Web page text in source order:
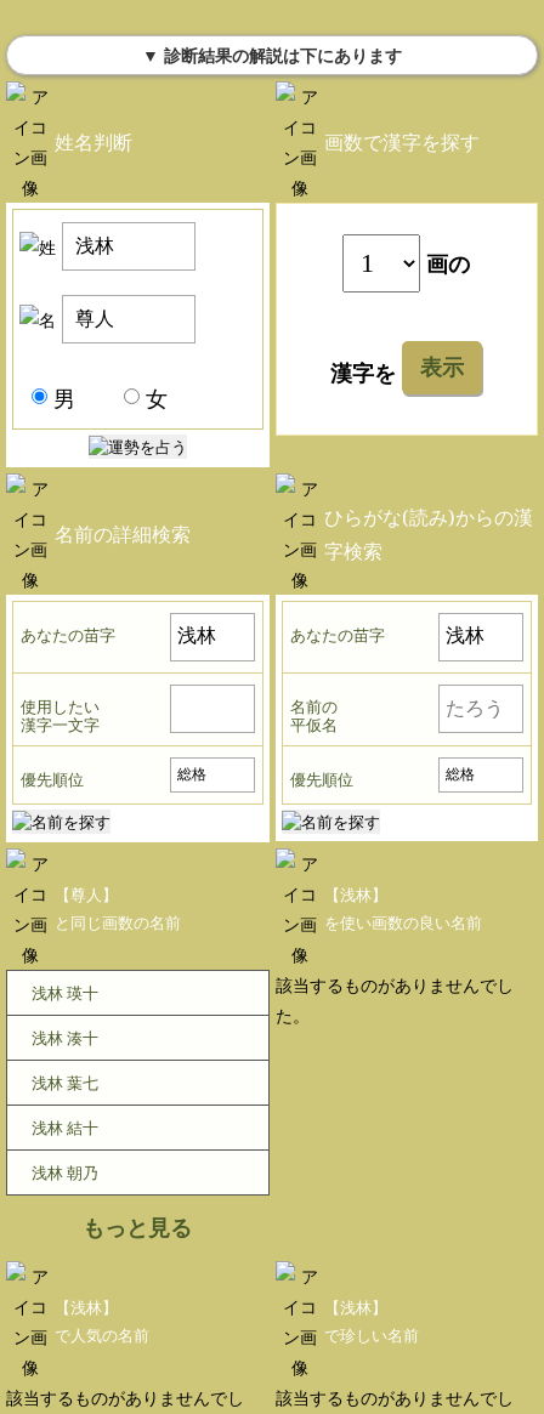
▼ 診断結果の解説は下にあります
姓名判断
男 女
画数で漢字を探す
画の
漢字を 表示
名前の詳細検索
あなたの苗字
使用したい
漢字一文字
優先順位
ひらがな(読み)からの漢
字検索
あなたの苗字
名前の
平仮名
優先順位
【尊人】
と同じ画数の名前
浅林 瑛十
浅林 湊十
浅林 葉七
浅林 結十
浅林 朝乃
もっと見る
【浅林】
を使い画数の良い名前
該当するものがありませんでし
た。
【浅林】
で人気の名前
該当するものがありませんでし
【浅林】
で珍しい名前
該当するものがありませんでし